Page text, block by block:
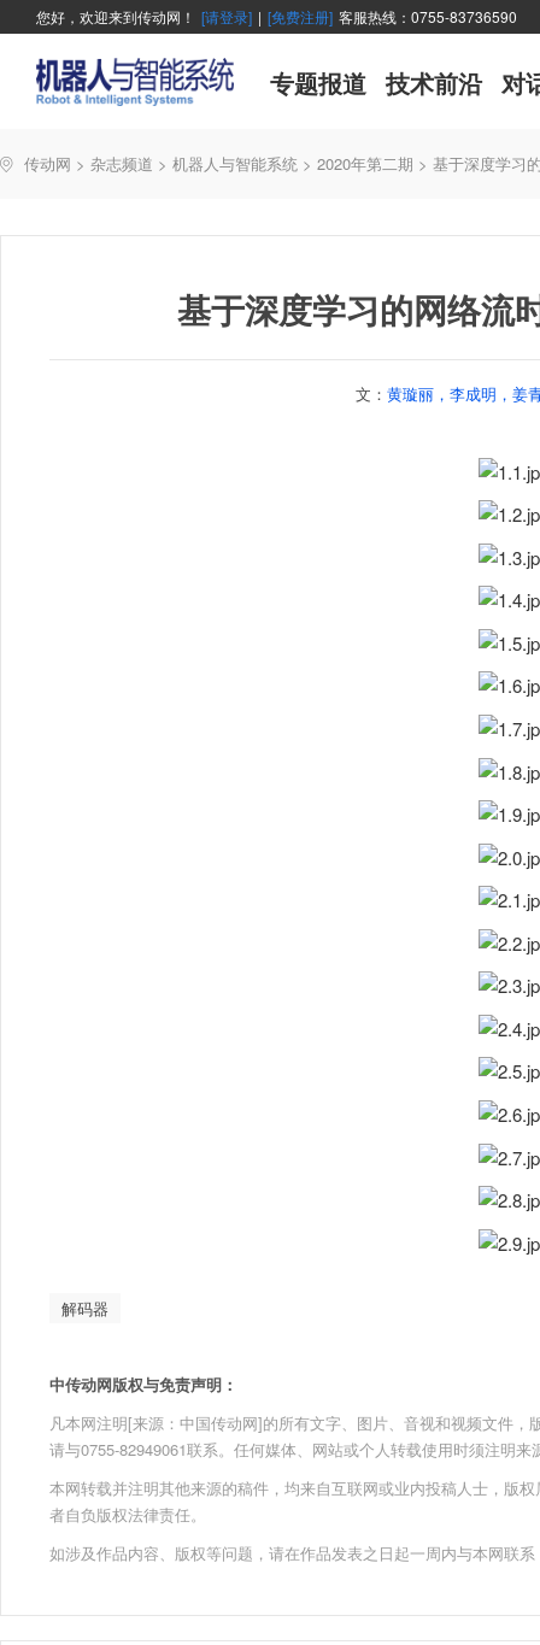
您好，欢迎来到传动网！ [请登录] | [免费注册] 客服热线：0755-83736590
专题报道 技术前沿 对
传动网 > 杂志频道 > 机器人与智能系统 > 2020年第二期 > 基于深度学习
基于深度学习的网络流
文： 黄璇丽，李成明，姜
解码器
中传动网版权与免责声明：
凡本网注明[来源：中国传动网]的所有文字、图片、音视和视频文件
请与0755-82949061联系。任何媒体、网站或个人转载使用时须注明
本网转载并注明其他来源的稿件，均来自互联网或业内投稿人士，版
者自负版权法律责任。
如涉及作品内容、版权等问题，请在作品发表之日起一周内与本网联